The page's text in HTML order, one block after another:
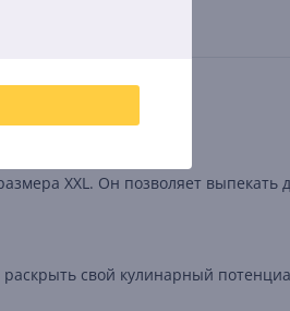
XXL. Он позволяет
свой кулинарный